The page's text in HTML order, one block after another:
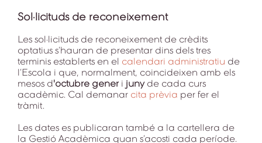
Sol·licituds de reconeixement
Les sol·licituds de reconeixement de crèdits
optatius s’hauran de presentar dins dels tres
terminis establerts en el calendari administratiu de
l’Escola i que, normalment, coincideixen amb els
mesos d'octubre generi junyde cada curs
acadèmic. Cal demanar cita prèvia per fer el
tràmit.
Les dates es publicaran també a la cartellera de
la Gestió Acadèmica quan s’acosti cada període.